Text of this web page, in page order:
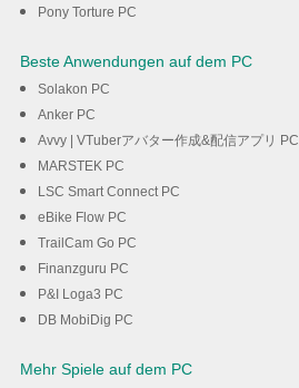
Pony Torture PC
Beste Anwendungen auf dem PC
Solakon PC
Anker PC
Avvy | VTuberアバター作成&配信アプリ PC
MARSTEK PC
LSC Smart Connect PC
eBike Flow PC
TrailCam Go PC
Finanzguru PC
P&I Loga3 PC
DB MobiDig PC
Mehr Spiele auf dem PC